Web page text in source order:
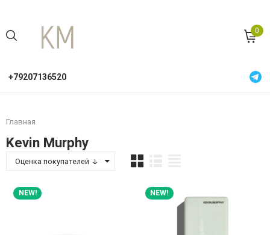
0
+79207136520
Главная
Kevin Murphy
Оценка покупателей
NEW! NEW!